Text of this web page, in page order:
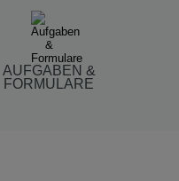
AUFGABEN &
FORMULARE